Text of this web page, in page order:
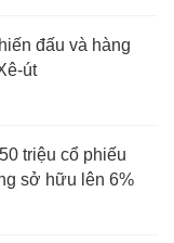
đấu và hàng
út
triệu cổ phiếu
sở hữu lên 6%